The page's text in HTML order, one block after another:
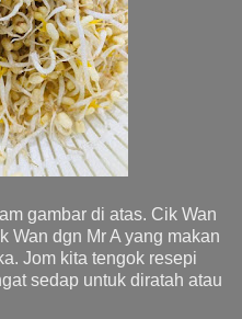
gambar di atas. Cik Wan
Wan dgn Mr A yang makan
Jom kita tengok resepi
sedap untuk diratah atau